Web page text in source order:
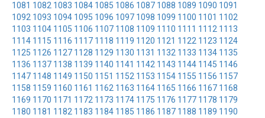
1081 1082 1083 1084 1085 1086 1087 1088 1089 1090 1091
1092 1093 1094 1095 1096 1097 1098 1099 1100 1101 1102
1103 1104 1105 1106 1107 1108 1109 1110 1111 1112 1113
1114 1115 1116 1117 1118 1119 1120 1121 1122 1123 1124
1125 1126 1127 1128 1129 1130 1131 1132 1133 1134 1135
1136 1137 1138 1139 1140 1141 1142 1143 1144 1145 1146
1147 1148 1149 1150 1151 1152 1153 1154 1155 1156 1157
1158 1159 1160 1161 1162 1163 1164 1165 1166 1167 1168
1169 1170 1171 1172 1173 1174 1175 1176 1177 1178 1179
1180 1181 1182 1183 1184 1185 1186 1187 1188 1189 1190